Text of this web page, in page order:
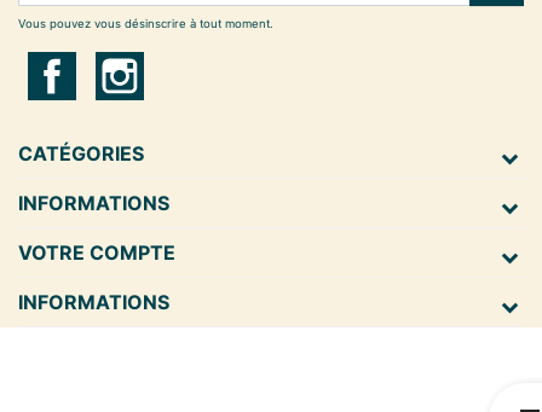
Vous pouvez vous désinscrire à tout moment.
CATÉGORIES
INFORMATIONS
VOTRE COMPTE
INFORMATIONS